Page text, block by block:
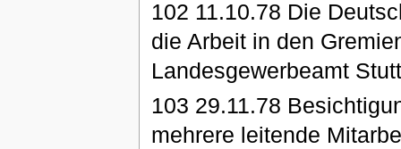
102 11.10.78 Die
die Arbeit in den
Landesgewerbeamt
103 29.11.78
mehrere leitende